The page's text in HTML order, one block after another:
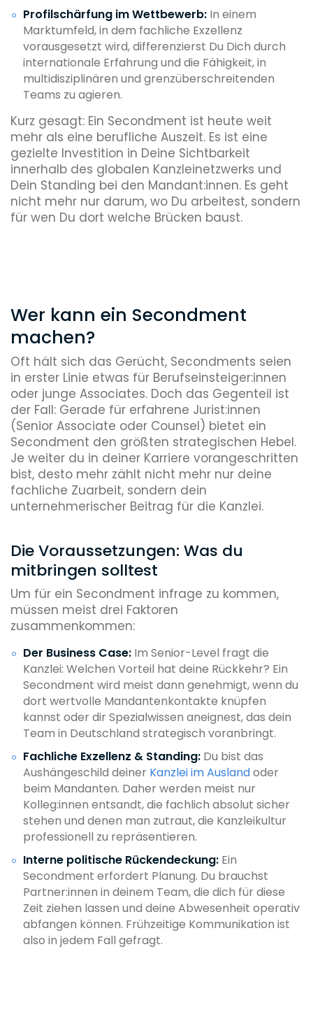
Profilschärfung im Wettbewerb: In einem
Marktumfeld, in dem fachliche Exzellenz
vorausgesetzt wird, differenzierst Du Dich durch
internationale Erfahrung und die Fähigkeit, in
multidisziplinären und grenzüberschreitenden
Teams zu agieren.
Kurz gesagt: Ein Secondment ist heute weit
mehr als eine berufliche Auszeit. Es ist eine
gezielte Investition in Deine Sichtbarkeit
innerhalb des globalen Kanzleinetzwerks und
Dein Standing bei den Mandant:innen. Es geht
nicht mehr nur darum, wo Du arbeitest, sondern
für wen Du dort welche Brücken baust.
Wer kann ein Secondment
machen?
Oft hält sich das Gerücht, Secondments seien
in erster Linie etwas für Berufseinsteiger:innen
oder junge Associates. Doch das Gegenteil ist
der Fall: Gerade für erfahrene Jurist:innen
(Senior Associate oder Counsel) bietet ein
Secondment den größten strategischen Hebel.
Je weiter du in deiner Karriere vorangeschritten
bist, desto mehr zählt nicht mehr nur deine
fachliche Zuarbeit, sondern dein
unternehmerischer Beitrag für die Kanzlei.
Die Voraussetzungen: Was du
mitbringen solltest
Um für ein Secondment infrage zu kommen,
müssen meist drei Faktoren
zusammenkommen:
Der Business Case: Im Senior-Level fragt die
Kanzlei: Welchen Vorteil hat deine Rückkehr? Ein
Secondment wird meist dann genehmigt, wenn du
dort wertvolle Mandantenkontakte knüpfen
kannst oder dir Spezialwissen aneignest, das dein
Team in Deutschland strategisch voranbringt.
Fachliche Exzellenz & Standing: Du bist das
Aushängeschild deiner Kanzlei im Auslandoder
beim Mandanten. Daher werden meist nur
Kolleg:innen entsandt, die fachlich absolut sicher
stehen und denen man zutraut, die Kanzleikultur
professionell zu repräsentieren.
Interne politische Rückendeckung: Ein
Secondment erfordert Planung. Du brauchst
Partner:innen in deinem Team, die dich für diese
Zeit ziehen lassen und deine Abwesenheit operativ
abfangen können. Frühzeitige Kommunikation ist
also in jedem Fall gefragt.